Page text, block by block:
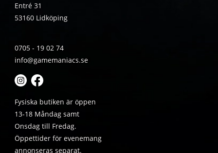
Entré 31
53160 Lidköping
0705 - 19 02 74
info@gamemaniacs.se
Fysiska butiken är öppen
13-18 Måndag samt
Onsdag till Fredag.
Öppettider för evenemang
annonseras separat.